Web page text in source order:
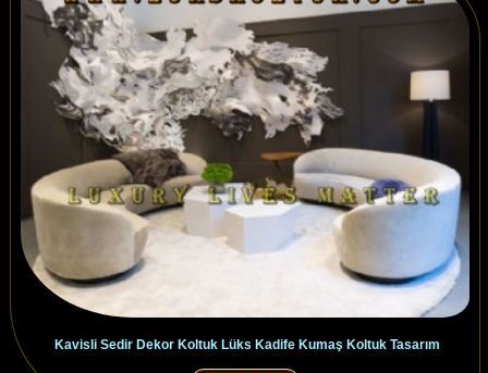
Kavisli Sedir Dekor Koltuk Lüks Kadife Kumaş Koltuk Tasarım